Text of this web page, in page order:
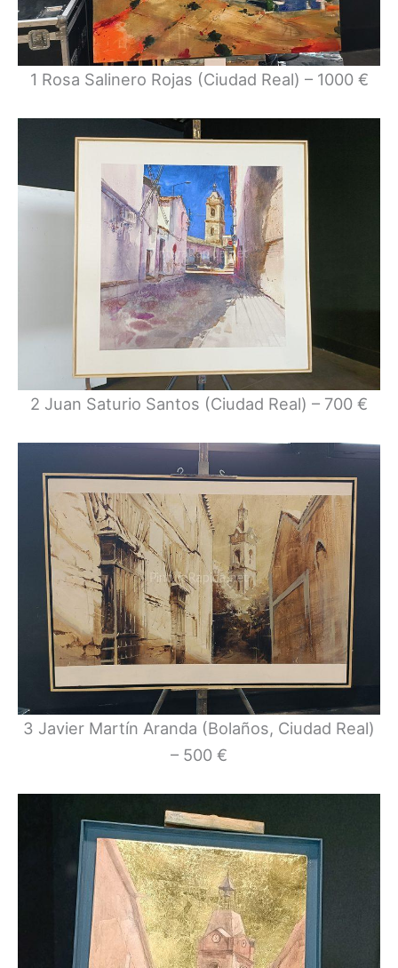
1 Rosa Salinero Rojas (Ciudad Real) – 1000 €
2 Juan Saturio Santos (Ciudad Real) – 700 €
3 Javier Martín Aranda (Bolaños, Ciudad Real)
– 500 €